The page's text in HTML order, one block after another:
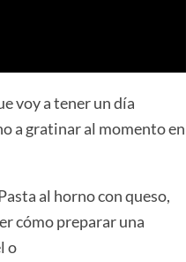
voy a tener un día
a gratinar al momento en
al horno con queso,
cómo preparar una
o